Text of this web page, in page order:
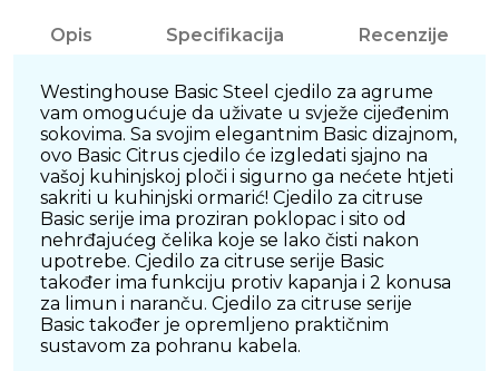
Opis Specifikacija Recenzije
Westinghouse Basic Steel cjedilo za agrume
vam omogućuje da uživate u svježe cijeđenim
sokovima. Sa svojim elegantnim Basic dizajnom,
ovo Basic Citrus cjedilo će izgledati sjajno na
vašoj kuhinjskoj ploči i sigurno ga nećete htjeti
sakriti u kuhinjski ormarić! Cjedilo za citruse
Basic serije ima proziran poklopac i sito od
nehrđajućeg čelika koje se lako čisti nakon
upotrebe. Cjedilo za citruse serije Basic
također ima funkciju protiv kapanja i 2 konusa
za limun i naranču. Cjedilo za citruse serije
Basic također je opremljeno praktičnim
sustavom za pohranu kabela.